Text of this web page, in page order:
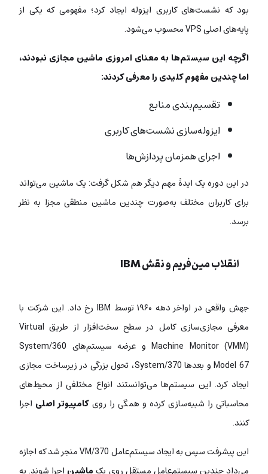
بود که نشست‌های کاربری ایزوله ایجاد کرد؛ مفهومی که یکی از
پایه‌های اصلی VPS محسوب می‌شود.
اگرچه این سیستم‌ها به معنای امروزی ماشین مجازی نبودند،
اما چندین مفهوم کلیدی را معرفی کردند:
تقسیم‌بندی منابع
ایزوله‌سازی نشست‌های کاربری
اجرای همزمان پردازش‌ها
در این دوره یک ایدۀ مهم دیگر هم شکل گرفت: یک ماشین می‌تواند
برای کاربران مختلف به‌صورت چندین ماشین منطقی مجزا به نظر
برسد.
انقلاب مین‌فریم و نقش IBM
جهش واقعی در اواخر دهه ۱۹۶۰ توسط IBM رخ داد. این شرکت با
معرفی مجازی‌سازی کامل در سطح سخت‌افزار از طریق Virtual
Machine Monitor (VMM) و عرضه سیستم‌های System/360
Model 67 و بعدها System/370، تحول بزرگی در زیرساخت مجازی
ایجاد کرد. این سیستم‌ها می‌توانستند انواع مختلفی از محیط‌های
محاسباتی را شبیه‌سازی کرده و همگی را رویکامپیوتر اصلی اجرا
کنند.
این پیشرفت سپس به ایجاد سیستم‌عامل VM/370 منجر شد که اجازه